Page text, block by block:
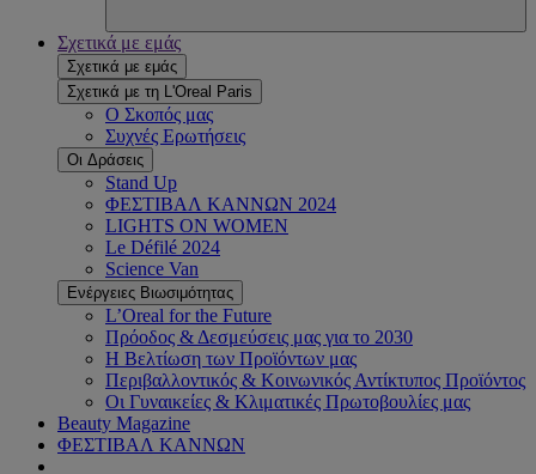
Σχετικά με εμάς
Σχετικά με εμάς
Σχετικά με τη L'Oreal Paris
Ο Σκοπός μας
Συχνές Ερωτήσεις
Οι Δράσεις
Stand Up
ΦΕΣΤΙΒΑΛ ΚΑΝΝΩΝ 2024
LIGHTS ON WOMEN
Le Défilé 2024
Science Van
Ενέργειες Βιωσιμότητας
L’Oreal for the Future
Πρόοδος & Δεσμεύσεις μας για το 2030
Η Βελτίωση των Προϊόντων μας
Περιβαλλοντικός & Κοινωνικός Αντίκτυπος Προϊόντος
Οι Γυναικείες & Κλιματικές Πρωτοβουλίες μας
Beauty Magazine
ΦΕΣΤΙΒΑΛ ΚΑΝΝΩΝ